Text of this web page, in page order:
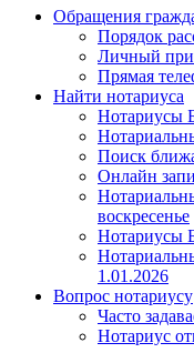
Обращения
Порядок
Личный
Прямая
Найти нотариуса
Нотариусы
Поиск
Онлайн
воскресенье
Нотариусы
1.01.2026
Вопрос нотариусу
Часто
Нотариус